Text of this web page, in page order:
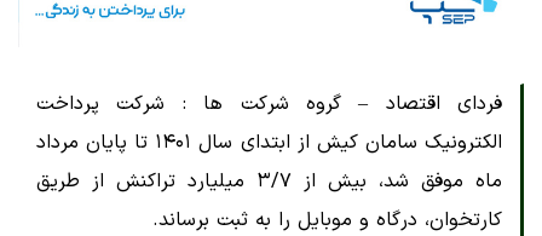
فردای اقتصاد – گروه شرکت ها : شرکت پرداخت
الکترونیک سامان کیش از ابتدای سال ۱۴۰۱ تا پایان مرداد
ماه موفق شد، بیش از ۳/۷ میلیارد تراکنش از طریق
کارتخوان، درگاه و موبایل را به ثبت برساند.